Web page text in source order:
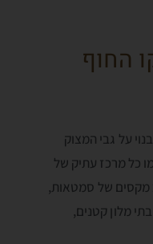
החוף
על גבי המצוק
כל מרכז עתיק של
מקסים של סמטאות,
מלון קטנים,